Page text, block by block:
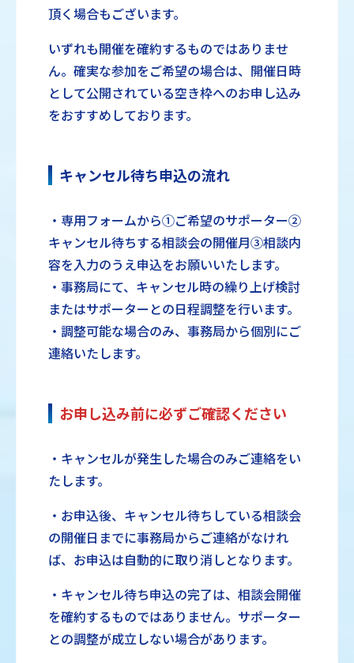
頂く場合もございます。
いずれも開催を確約するものではありませ
ん。確実な参加をご希望の場合は、開催日時
として公開されている空き枠へのお申し込み
をおすすめしております。
キャンセル待ち申込の流れ
・専用フォームから①ご希望のサポーター②
キャンセル待ちする相談会の開催月③相談内
容を入力のうえ申込をお願いいたします。
・事務局にて、キャンセル時の繰り上げ検討
またはサポーターとの日程調整を行います。
・調整可能な場合のみ、事務局から個別にご
連絡いたします。
お申し込み前に必ずご確認ください
・キャンセルが発生した場合のみご連絡をい
たします。
・お申込後、キャンセル待ちしている相談会
の開催日までに事務局からご連絡がなけれ
ば、お申込は自動的に取り消しとなります。
・キャンセル待ち申込の完了は、相談会開催
を確約するものではありません。サポーター
との調整が成立しない場合があります。